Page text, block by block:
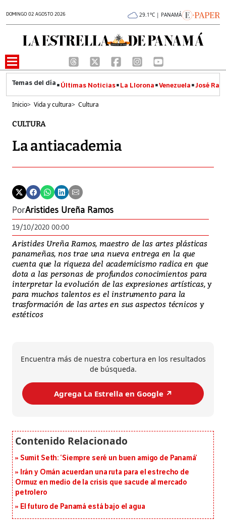
DOMINGO 02 AGOSTO 2026 29.1°C | PANAMÁ
Últimas Noticias La Llorona Venezuela José
Inicio> Vida y cultura> Cultura
CULTURA
La antiacademia
PorAristides Ureña Ramos
19/10/2020 00:00
Aristides Ureña Ramos, maestro de las artes plásticas
panameñas, nos trae una nueva entrega en la que
cuenta que la riqueza del academicismo radica en que
dota a las personas de profundos conocimientos para
interpretar la evolución de las expresiones artísticas, y
para muchos talentos es el instrumento para la
trasformación de las artes en sus aspectos técnicos y
estéticos
Encuentra más de nuestra cobertura en los resultados
de búsqueda.
Agrega La Estrella en Google ↗️
Sumit Seth: ‘Siempre seré un buen amigo de Panamá’
Irán y Omán acuerdan una ruta para el estrecho de
Ormuz en medio de la crisis que sacude al mercado
petrolero
El futuro de Panamá está bajo el agua